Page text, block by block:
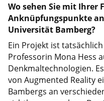
Wo sehen Sie mit Ihrer
Anknüpfungspunkte
Universität Bamberg?
Ein Projekt ist
Professorin Mona Hess
Denkmaltechnologien.
von Augmented Reality
Bambergs an